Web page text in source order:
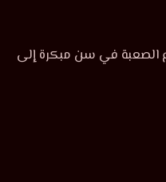
الصعبة في سن مبكرة إلى